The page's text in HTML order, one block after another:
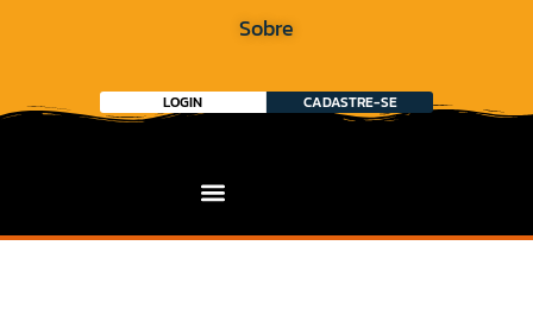
Sobre
LOGIN CADASTRE-SE